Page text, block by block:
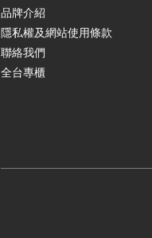
品牌介紹
隱私權及網站使用條款
聯絡我們
全台專櫃